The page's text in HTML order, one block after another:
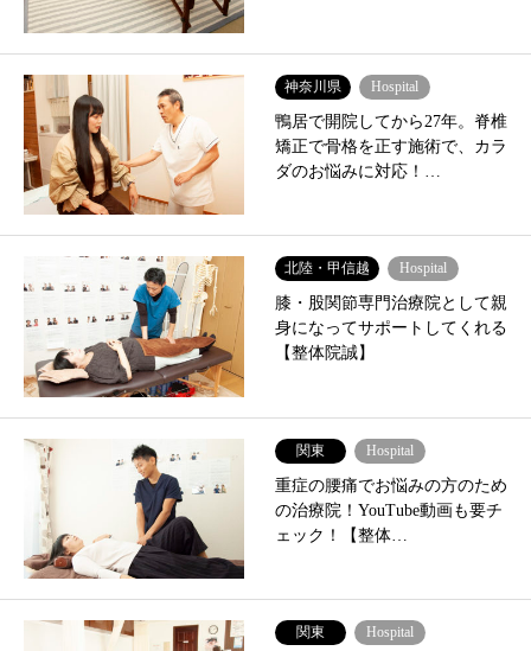
神奈川県 Hospital
鴨居で開院してから27年。脊椎
矯正で骨格を正す施術で、カラ
ダのお悩みに対応！…
北陸・甲信越 Hospital
膝・股関節専門治療院として親
身になってサポートしてくれる
【整体院誠】
関東 Hospital
重症の腰痛でお悩みの方のため
の治療院！YouTube動画も要チ
ェック！【整体…
関東 Hospital